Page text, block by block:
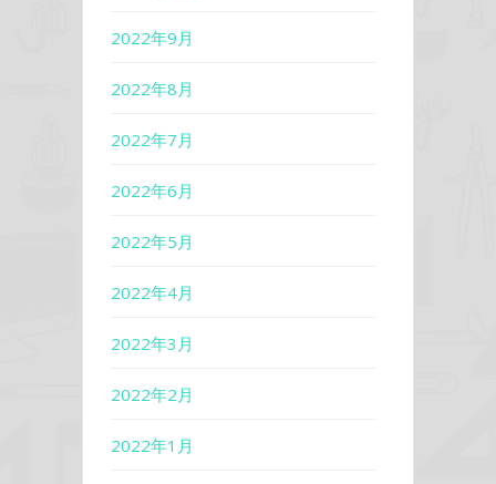
2022年9月
2022年8月
2022年7月
2022年6月
2022年5月
2022年4月
2022年3月
2022年2月
2022年1月